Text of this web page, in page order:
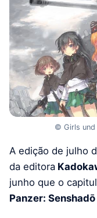
© Girls und
A edição de julho
da editora
junho que o
Panzer: